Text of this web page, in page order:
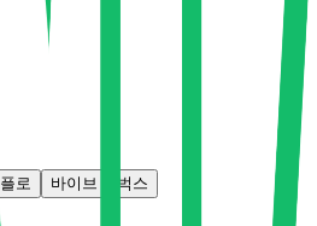
플로 바이브
벅스